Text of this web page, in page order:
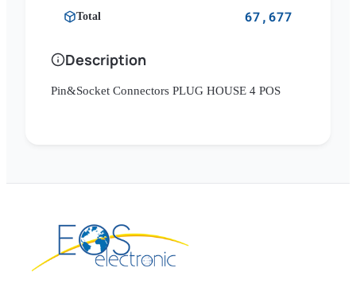
Total 67,677
Description
Pin&Socket Connectors PLUG HOUSE 4 POS